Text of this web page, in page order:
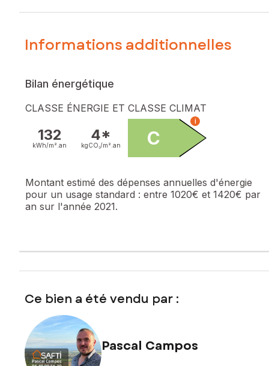
Informations additionnelles
Bilan énergétique
CLASSE ÉNERGIE ET CLASSE CLIMAT
132
kWh/m². an
4*
kgCO₂/m². an C
i
Montant estimé des dépenses annuelles d'énergie
pour un usage standard : entre 1020€ et 1420€ par
an sur l'année 2021.
Ce bien a été vendu par :
Pascal Campos